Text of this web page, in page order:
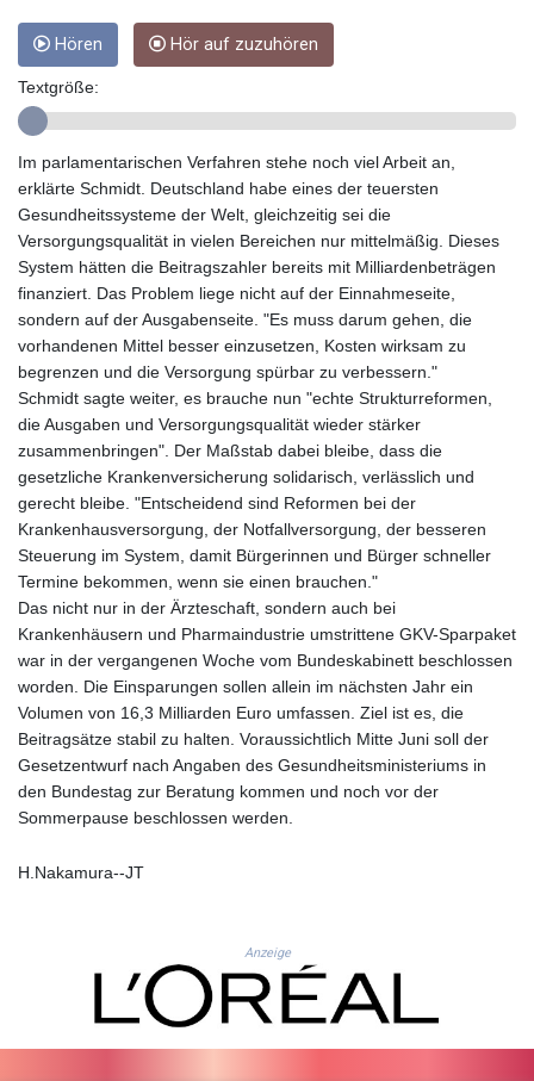
GMD 84.980421
GNF
GYD 241.157003
HKD 9.066767
HNL 30.895616
HRK 7.536622
HTG 150.718127
HUF 363.096405
IDR
20580.370421
ILS 3.468234
IMP 0.8566
INR 110.076256
IQD
1509.981237
IRR
1590322.371805
ISK 142.598215
JEP 0.8566
JMD 183.057725
JOD 0.819746
JPY 182.445186
KES 149.158147
KGS 101.104505
KHR
4681.941823
KMF 492.514185
KRW
1627.677557
LBP
103223.017367
LKR 386.635196
LRD 208.057415
Hören Hör auf zuzuhören
Textgröße:
Im parlamentarischen Verfahren stehe noch viel Arbeit an,
erklärte Schmidt. Deutschland habe eines der teuersten
Gesundheitssysteme der Welt, gleichzeitig sei die
Versorgungsqualität in vielen Bereichen nur mittelmäßig. Dieses
System hätten die Beitragszahler bereits mit Milliardenbeträgen
finanziert. Das Problem liege nicht auf der Einnahmeseite,
sondern auf der Ausgabenseite. "Es muss darum gehen, die
vorhandenen Mittel besser einzusetzen, Kosten wirksam zu
begrenzen und die Versorgung spürbar zu verbessern."
Schmidt sagte weiter, es brauche nun "echte Strukturreformen,
die Ausgaben und Versorgungsqualität wieder stärker
zusammenbringen". Der Maßstab dabei bleibe, dass die
gesetzliche Krankenversicherung solidarisch, verlässlich und
gerecht bleibe. "Entscheidend sind Reformen bei der
Krankenhausversorgung, der Notfallversorgung, der besseren
Steuerung im System, damit Bürgerinnen und Bürger schneller
Termine bekommen, wenn sie einen brauchen."
Das nicht nur in der Ärzteschaft, sondern auch bei
Krankenhäusern und Pharmaindustrie umstrittene GKV-Sparpaket
war in der vergangenen Woche vom Bundeskabinett beschlossen
worden. Die Einsparungen sollen allein im nächsten Jahr ein
Volumen von 16,3 Milliarden Euro umfassen. Ziel ist es, die
Beitragsätze stabil zu halten. Voraussichtlich Mitte Juni soll der
Gesetzentwurf nach Angaben des Gesundheitsministeriums in
den Bundestag zur Beratung kommen und noch vor der
Sommerpause beschlossen werden.
H.Nakamura--JT
Anzeige